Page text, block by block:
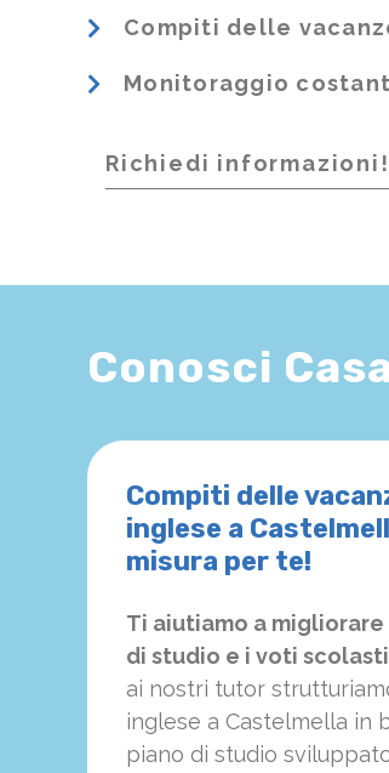
Compiti delle
Monitoraggio
Richiedi informazioni!
Conosci
Compiti delle
inglese a
misura per te!
Ti aiutiamo a
di studio e i voti
ai nostri tutor
inglese a Castelmella in
piano di studio